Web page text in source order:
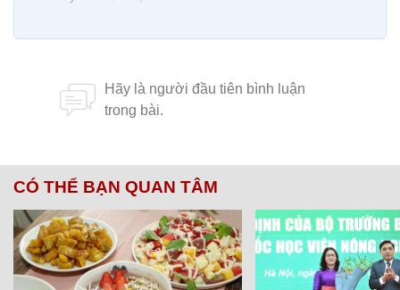
CÓ THỂ BẠN QUAN TÂM